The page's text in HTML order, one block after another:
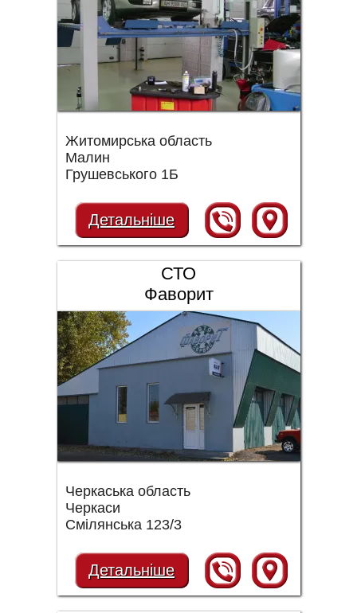
Житомирська область
Малин
Грушевського 1Б
Детальніше
СТО
Фаворит
Черкаська область
Черкаси
Смілянська 123/3
Детальніше